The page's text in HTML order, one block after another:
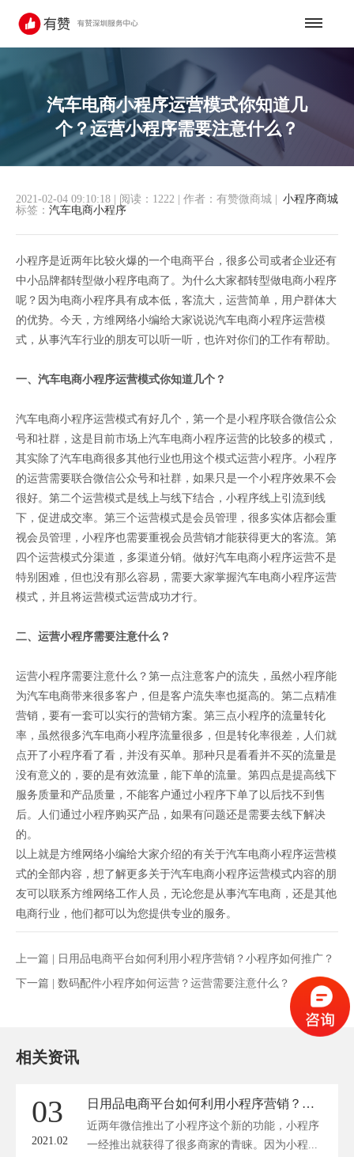
汽车电商小程序运营模式你知道几
个？运营小程序需要注意什么？
小程序商城
2021-02-04 09:10:18 阅读：1222 作者：有赞微商城
标签： 汽车电商小程序
小程序是近两年比较火爆的一个电商平台，很多公司或者企业还有
中小品牌都转型做小程序电商了。为什么大家都转型做电商小程序
呢？因为电商小程序具有成本低，客流大，运营简单，用户群体大
的优势。今天，方维网络小编给大家说说汽车电商小程序运营模
式，从事汽车行业的朋友可以听一听，也许对你们的工作有帮助。
一、汽车电商小程序运营模式你知道几个？
汽车电商小程序运营模式有好几个，第一个是小程序联合微信公众
号和社群，这是目前市场上汽车电商小程序运营的比较多的模式，
其实除了汽车电商很多其他行业也用这个模式运营小程序。小程序
的运营需要联合微信公众号和社群，如果只是一个小程序效果不会
很好。第二个运营模式是线上与线下结合，小程序线上引流到线
下，促进成交率。第三个运营模式是会员管理，很多实体店都会重
视会员管理，小程序也需要重视会员营销才能获得更大的客流。第
四个运营模式分渠道，多渠道分销。做好汽车电商小程序运营不是
特别困难，但也没有那么容易，需要大家掌握汽车电商小程序运营
模式，并且将运营模式运营成功才行。
二、运营小程序需要注意什么？
运营小程序需要注意什么？第一点注意客户的流失，虽然小程序能
为汽车电商带来很多客户，但是客户流失率也挺高的。第二点精准
营销，要有一套可以实行的营销方案。第三点小程序的流量转化
率，虽然很多汽车电商小程序流量很多，但是转化率很差，人们就
点开了小程序看了看，并没有买单。那种只是看看并不买的流量是
没有意义的，要的是有效流量，能下单的流量。第四点是提高线下
服务质量和产品质量，不能客户通过小程序下单了以后找不到售
后。人们通过小程序购买产品，如果有问题还是需要去线下解决
的。
以上就是方维网络小编给大家介绍的有关于汽车电商小程序运营模
式的全部内容，想了解更多关于汽车电商小程序运营模式内容的朋
友可以联系方维网络工作人员，无论您是从事汽车电商，还是其他
电商行业，他们都可以为您提供专业的服务。
上一篇 | 日用品电商平台如何利用小程序营销？小程序如何推广？
下一篇 | 数码配件小程序如何运营？运营需要注意什么？
相关资讯
03
2021.02
日用品电商平台如何利用小程序营销？小程序如何推广？
近两年微信推出了小程序这个新的功能，小程序
一经推出就获得了很多商家的青睐。因为小程...